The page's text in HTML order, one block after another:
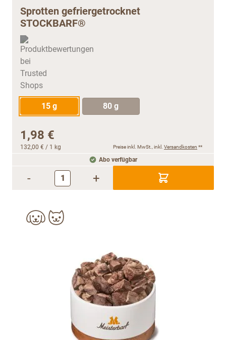
Sprotten gefriergetrocknet
STOCKBARF®
15 g 80 g
1,98 €
132,00 € / 1 kg Preise inkl. MwSt., inkl. Versandkosten **
Abo verfügbar
- +